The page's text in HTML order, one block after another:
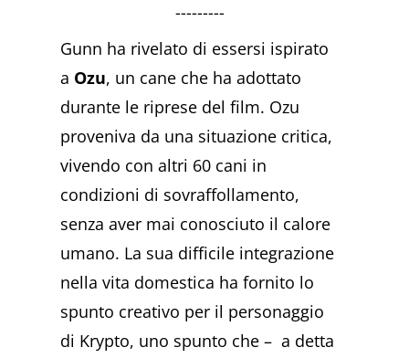
---------
Gunn ha rivelato di essersi ispirato
a Ozu, un cane che ha adottato
durante le riprese del film. Ozu
proveniva da una situazione critica,
vivendo con altri 60 cani in
condizioni di sovraffollamento,
senza aver mai conosciuto il calore
umano. La sua difficile integrazione
nella vita domestica ha fornito lo
spunto creativo per il personaggio
di Krypto, uno spunto che – a detta